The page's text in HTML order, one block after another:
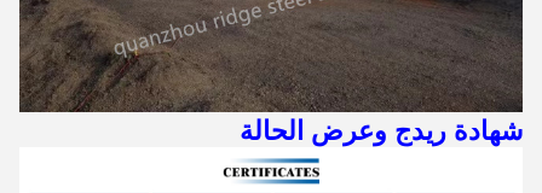
شهادة ريدج وعرض الحالة